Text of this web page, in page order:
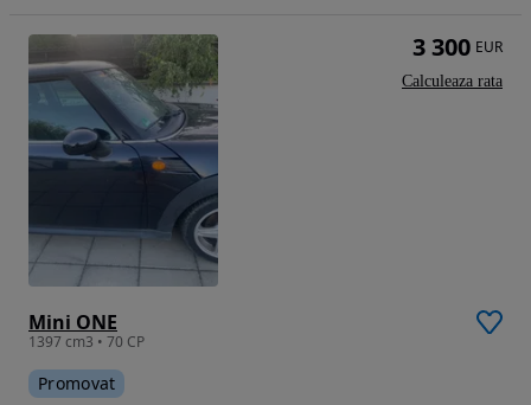
Mini ONE
1397 cm3 • 70 CP
Promovat
3 300 EUR
Calculeaza rata